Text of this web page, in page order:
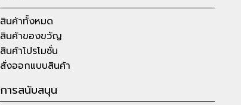
สินค้าทั้งหมด
สินค้าของขวัญ
สินค้าโปรโมชั่น
สั่งออกแบบสินค้า
การสนับสนุน